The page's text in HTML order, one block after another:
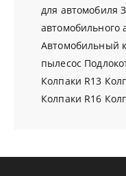
для автомобиля
автомобильного
Автомобильный
пылесос
Колпаки R13
Колпаки R16